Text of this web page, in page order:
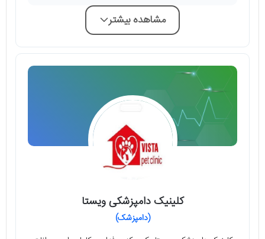
مشاهده بیشتر
کلینیک دامپزشکی ویستا
(دامپزشک)